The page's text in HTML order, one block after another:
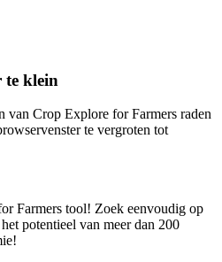
te klein
van Crop Explore for Farmers raden
te vergroten tot
Farmers tool! Zoek eenvoudig op
potentieel van meer dan 200